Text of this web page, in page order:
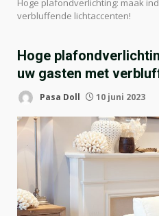
Hoge plafondverlichting: maak
verbluffende lichtaccenten!
Hoge
uw gasten met
Pasa Doll 10 juni 2023